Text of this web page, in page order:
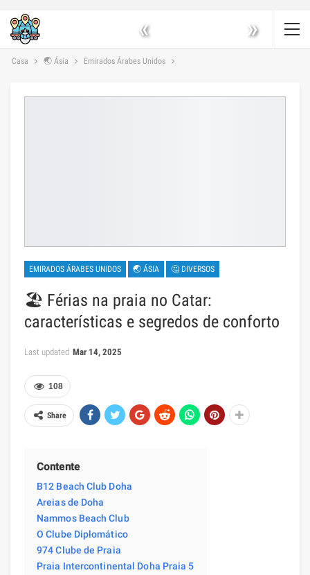
« »
Casa 🌏 Ásia Emirados Árabes Unidos
EMIRADOS ÁRABES UNIDOS 🌏 ÁSIA 🤔 DIVERSOS
🏖️ Férias na praia no Catar:
características e segredos de conforto
Last updated Mar 14, 2025
108
Share
Contente
B12 Beach Club Doha
Areias de Doha
Nammos Beach Club
O Clube Diplomático
974 Clube de Praia
Praia Intercontinental Doha Praia 5